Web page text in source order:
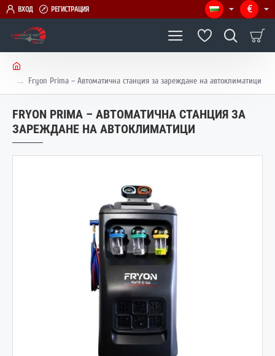
ВХОД РЕГИСТРАЦИЯ €
e
Fryon Prima – Автоматична станция за зареждане на автоклиматици
FRYON PRIMA – АВТОМАТИЧНА СТАНЦИЯ ЗА
ЗАРЕЖДАНЕ НА АВТОКЛИМАТИЦИ